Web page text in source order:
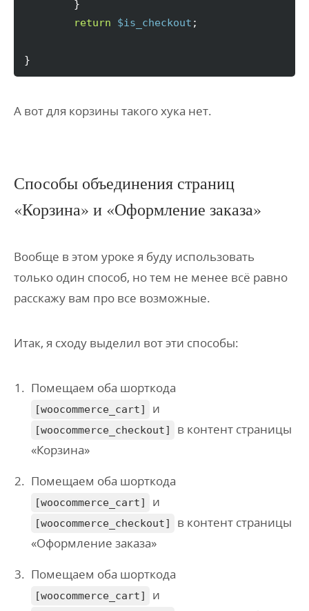
}
return
$is_checkout ;
}
А вот для корзины такого хука нет.
Способы объединения страниц
«Корзина» и «Оформление заказа»
Вообще в этом уроке я буду использовать
только один способ, но тем не менее всё равно
расскажу вам про все возможные.
Итак, я сходу выделил вот эти способы:
Помещаем оба шорткода
[woocommerce_cart] и
[woocommerce_checkout]
в контент страницы
«Корзина»
Помещаем оба шорткода
[woocommerce_cart] и
[woocommerce_checkout]
в контент страницы
«Оформление заказа»
Помещаем оба шорткода
[woocommerce_cart] и